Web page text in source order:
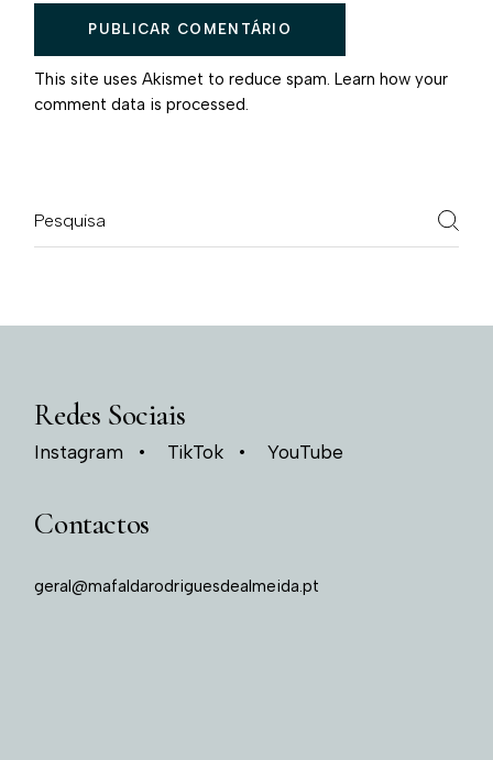
PUBLICAR COMENTÁRIO
This site uses Akismet to reduce spam.Learn how your
comment data is processed.
Redes Sociais
Instagram TikTok YouTube
Contactos
geral@mafaldarodriguesdealmeida.pt